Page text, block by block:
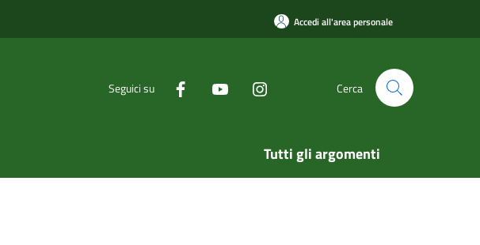
Accedi all'area personale
Seguici su Cerca
Tutti gli argomenti